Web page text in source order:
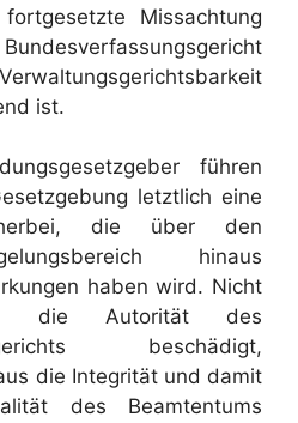
Missachtung
ist.
führen
letztlich eine
herbei, die über den
hinaus
haben wird. Nicht
die Autorität des
beschädigt,
die Integrität und damit
des Beamtentums